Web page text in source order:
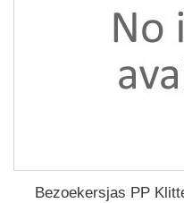
Bezoekersjas PP